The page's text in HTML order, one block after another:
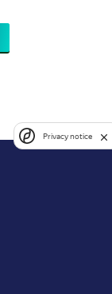
Privacy notice